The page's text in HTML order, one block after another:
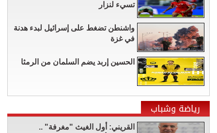
تسيء لنزار
واشنطن تضغط على إسرائيل لبدء هدنة
في غزة
الحسين إربد يضم السلمان من الرمثا
رياضة وشباب
القريني: أول الغيث "مغرفة" ..